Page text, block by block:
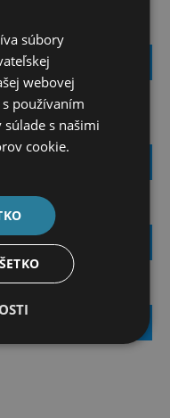
NA 3 BICYKLE
NA 3 BICYKLE
3
ARUDY
súbory
webovej
používaním
s našimi
cookie.